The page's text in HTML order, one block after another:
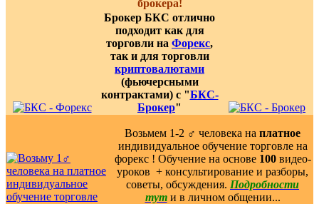
брокера!
Брокер БКС отлично
подходит как для
торговли на Форекс,
так и для торговли
криптовалютами
(фьючерсными
контрактами) с "БКС-
Брокер"
Возьмем 1-2 ‍♂️ человека на платное
индивидуальное обучение торговле на
форекс ! Обучение на основе 100видео-
уроков ️ + консультирование и разборы,
советы, обсуждения. Подробности
тут и в личном общении...